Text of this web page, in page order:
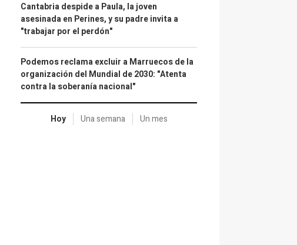
Cantabria despide a Paula, la joven
asesinada en Perines, y su padre invita a
"trabajar por el perdón"
Podemos reclama excluir a Marruecos de la
organización del Mundial de 2030: "Atenta
contra la soberanía nacional"
Hoy Una semana Un mes